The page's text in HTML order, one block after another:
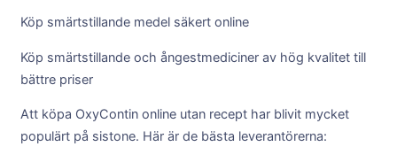
Köp smärtstillande medel säkert online
Köp smärtstillande och ångestmediciner av hög kvalitet till
bättre priser
Att köpa OxyContin online utan recept har blivit mycket
populärt på sistone. Här är de bästa leverantörerna: